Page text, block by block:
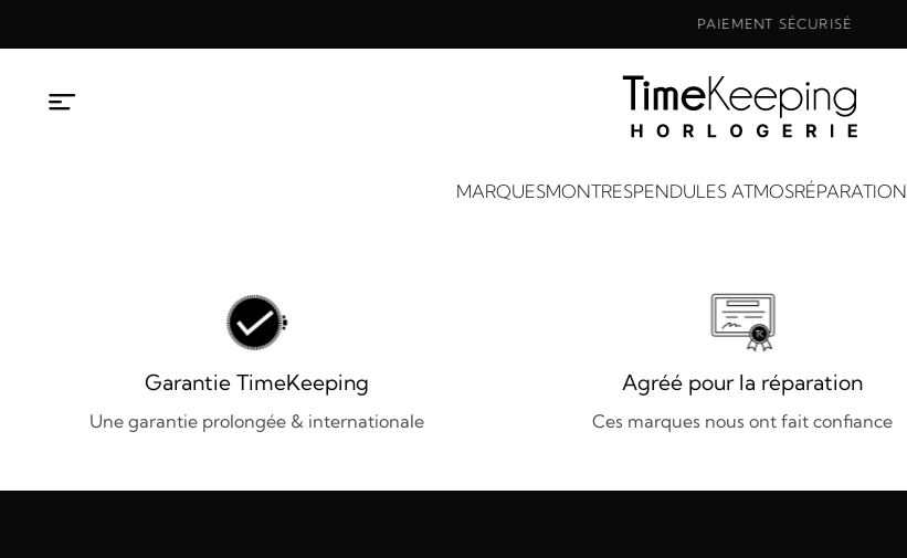
PAIEMENT SÉCURISÉ
MARQUESMONTRESPENDULES ATMOSRÉPARATION
Garantie TimeKeeping
Une garantie prolongée & internationale
Agréé pour la réparation
Ces marques nous ont fait confiance